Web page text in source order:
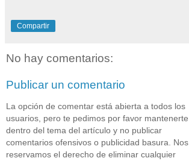
Compartir
No hay comentarios:
Publicar un comentario
La opción de comentar está abierta a todos los
usuarios, pero te pedimos por favor mantenerte
dentro del tema del artículo y no publicar
comentarios ofensivos o publicidad basura. Nos
reservamos el derecho de eliminar cualquier